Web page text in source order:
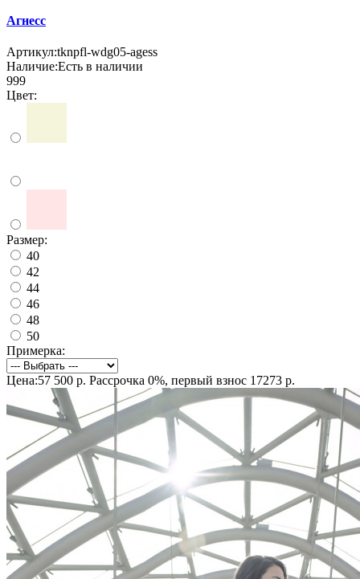
Агнесс
Артикул:tknpfl-wdg05-agess
Наличие:Есть в наличии
999
Цвет:
Размер:
40
42
44
46
48
50
Примерка:
Цена:57 500 р. Рассрочка 0%, первый взнос 17273 р.